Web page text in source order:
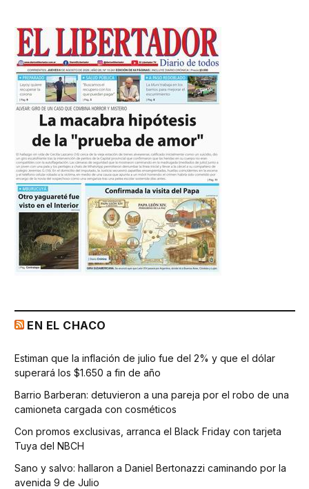
EN EL CHACO
Estiman que la inflación de julio fue del 2% y que el dólar
superará los $1.650 a fin de año
Barrio Barberan: detuvieron a una pareja por el robo de una
camioneta cargada con cosméticos
Con promos exclusivas, arranca el Black Friday con tarjeta
Tuya del NBCH
Sano y salvo: hallaron a Daniel Bertonazzi caminando por la
avenida 9 de Julio